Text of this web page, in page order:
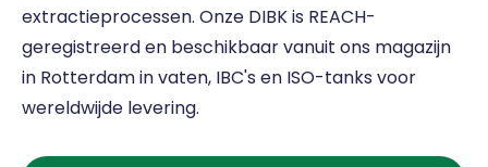
extractieprocessen. Onze DIBK is REACH-
geregistreerd en beschikbaar vanuit ons magazijn
in Rotterdam in vaten, IBC's en ISO-tanks voor
wereldwijde levering.